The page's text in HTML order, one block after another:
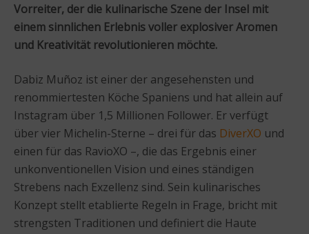
Vorreiter, der die kulinarische Szene der Insel mit
einem sinnlichen Erlebnis voller explosiver Aromen
und Kreativität revolutionieren möchte.
Dabiz Muñoz ist einer der angesehensten und
renommiertesten Köche Spaniens und hat allein auf
Instagram über 1,5 Millionen Follower. Er verfügt
über vier Michelin-Sterne – drei für das DiverXO und
einen für das RavioXO –, die das Ergebnis einer
unkonventionellen Vision und eines ständigen
Strebens nach Exzellenz sind. Sein kulinarisches
Konzept stellt etablierte Regeln in Frage, bricht mit
strengsten Traditionen und definiert die Haute